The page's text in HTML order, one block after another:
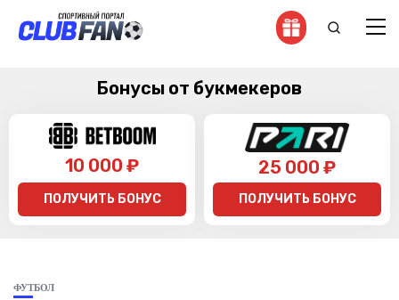
Бонусы от букмекеров
10 000 ₽
ПОЛУЧИТЬ БОНУС
25 000 ₽
ПОЛУЧИТЬ БОНУС
ФУТБОЛ